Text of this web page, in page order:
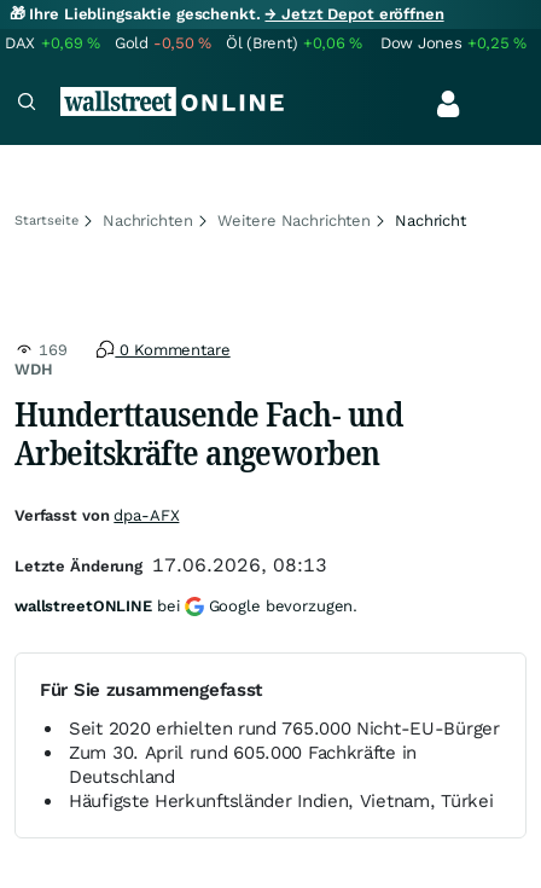
🎁 Ihre Lieblingsaktie geschenkt.→ Jetzt Depot eröffnen
DAX +0,69% Gold -0,50% Öl (Brent) +0,06% Dow Jones +0,25%
Startseite Nachrichten Weitere Nachrichten Nachricht
WDH
169 0 Kommentare
Hunderttausende Fach- und
Arbeitskräfte angeworben
Für Sie zusammengefasst
Seit 2020 erhielten rund 765.000 Nicht-EU-Bürger
Zum 30. April rund 605.000 Fachkräfte in
Deutschland
Häufigste Herkunftsländer Indien, Vietnam, Türkei
Verfasst vondpa-AFX
Letzte Änderung 17.06.2026, 08:13
wallstreetONLINE bei Google bevorzugen.